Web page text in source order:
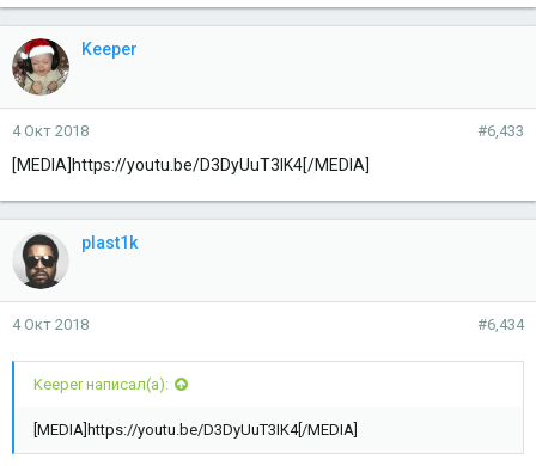
Keeper
4 Окт 2018 #6,433
[MEDIA]https://youtu.be/D3DyUuT3IK4[/MEDIA]
plast1k
4 Окт 2018 #6,434
Keeper написал(а):
[MEDIA]https://youtu.be/D3DyUuT3IK4[/MEDIA]